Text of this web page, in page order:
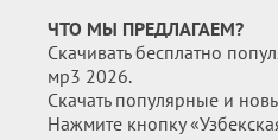
ЧТО МЫ ПРЕДЛАГАЕМ?
Скачивать бесплатно
мр3 2026.
Скачать популярные и
Нажмите кнопку